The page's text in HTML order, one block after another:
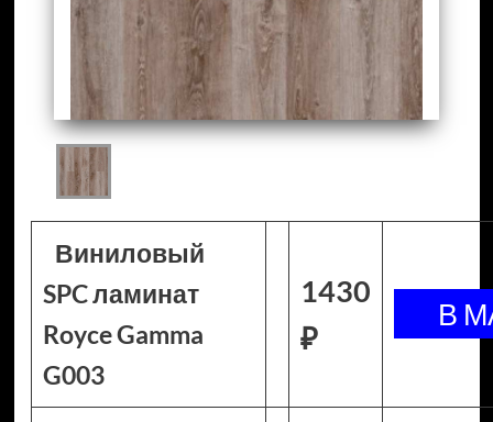
Виниловый
SPC ламинат
Royce Gamma
G003
1430
₽